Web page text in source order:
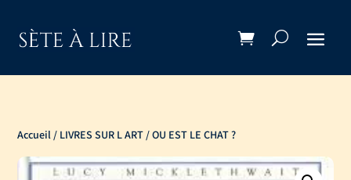
Accueil / LIVRES SUR L ART / OU EST LE CHAT ?